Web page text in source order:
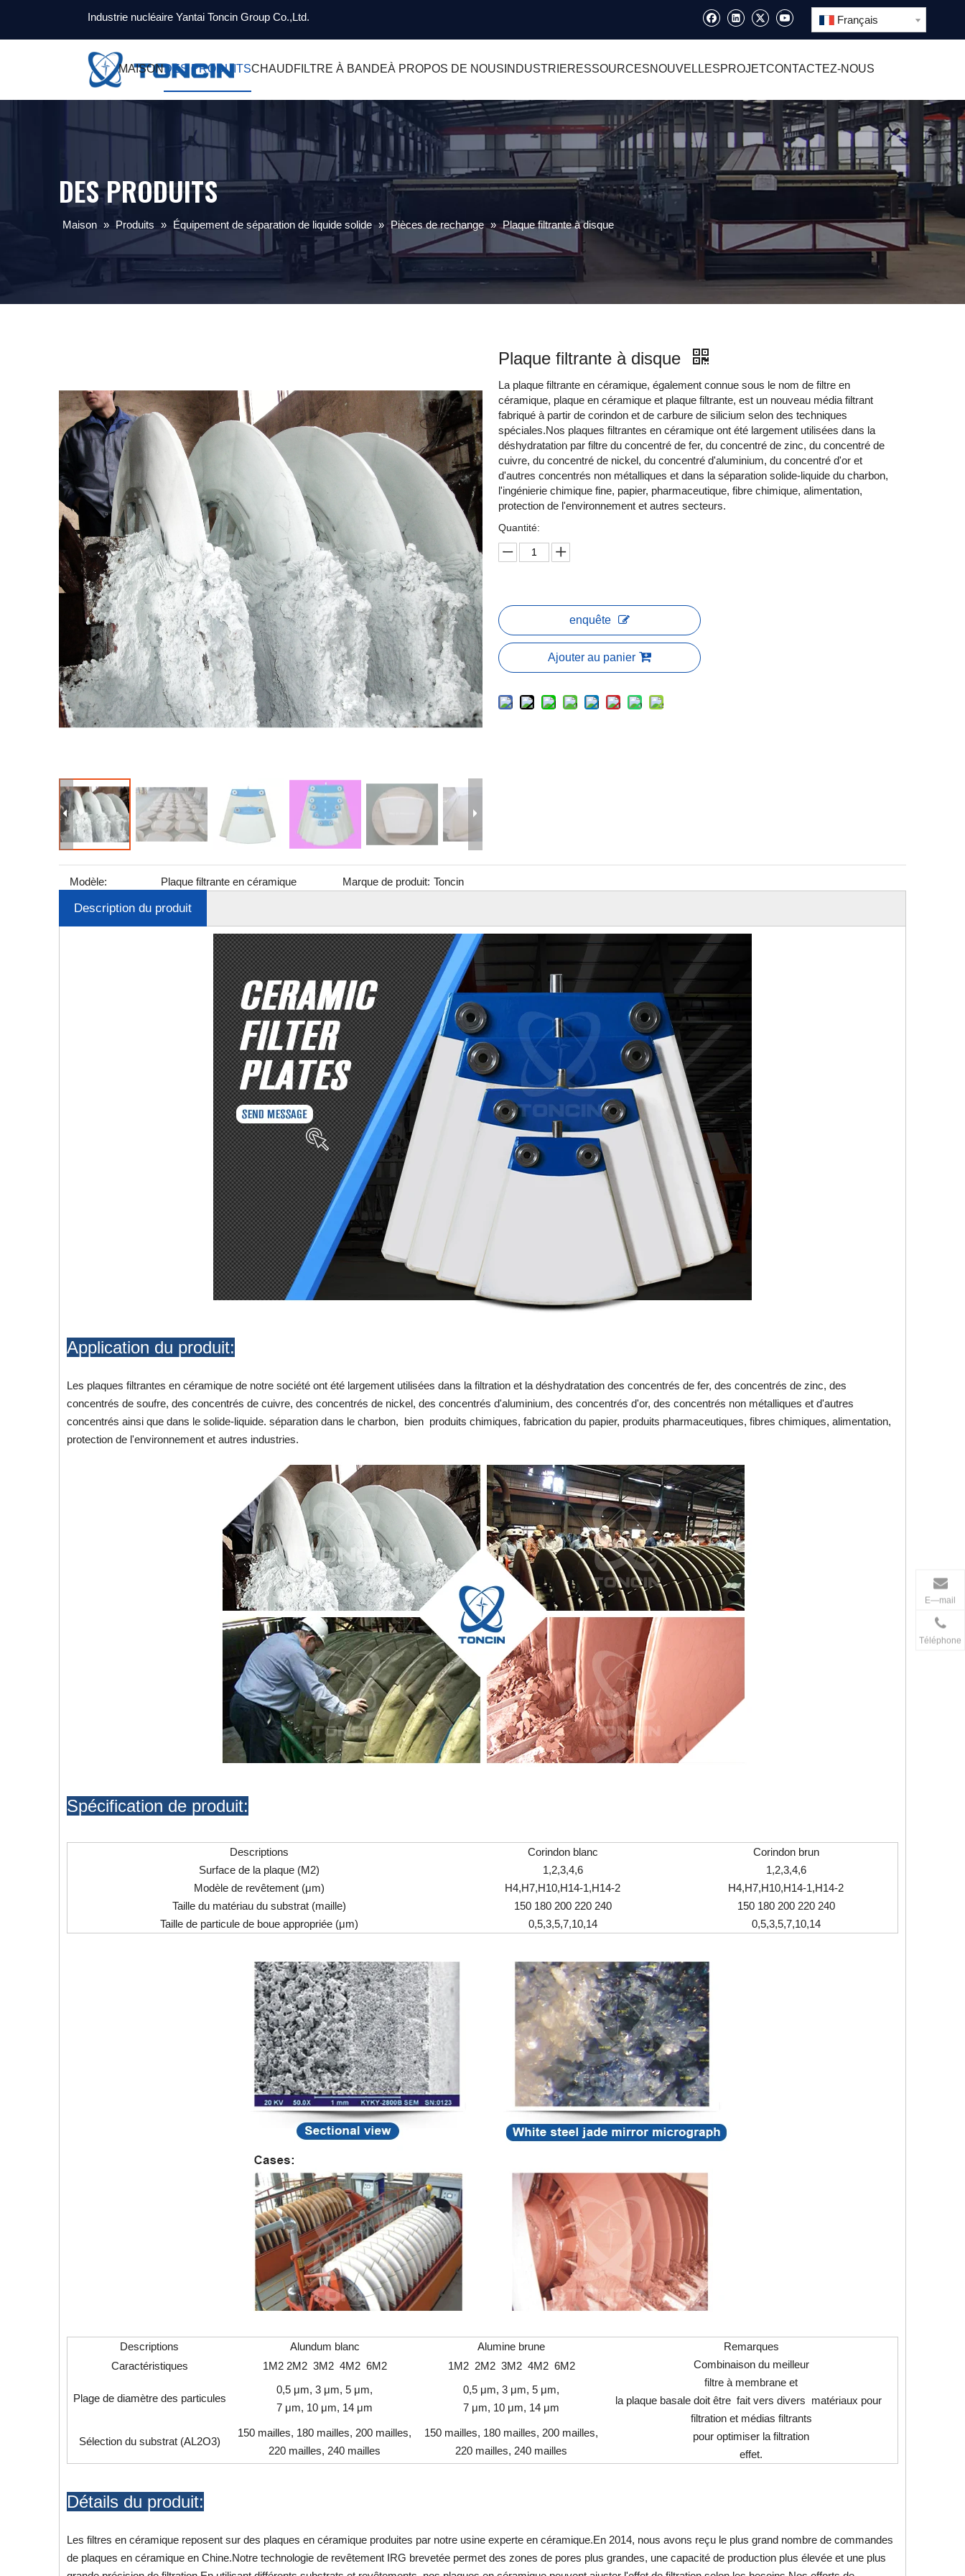
Industrie nucléaire Yantai Toncin Group Co.,Ltd. Français
MAISONDES PRODUITSCHAUDFILTRE À BANDEÀ PROPOS DE NOUS INDUSTRIERESSOURCESNOUVELLESPROJETCONTACTEZ-NOUS
E—mail
Téléphone
DES PRODUITS
Maison » Produits » Équipement de séparation de liquide solide » Pièces de rechange » Plaque filtrante à disque
Plaque filtrante à disque
La plaque filtrante en céramique, également connue sous le nom de filtre en
céramique, plaque en céramique et plaque filtrante, est un nouveau média filtrant
fabriqué à partir de corindon et de carbure de silicium selon des techniques
spéciales.Nos plaques filtrantes en céramique ont été largement utilisées dans la
déshydratation par filtre du concentré de fer, du concentré de zinc, du concentré de
cuivre, du concentré de nickel, du concentré d'aluminium, du concentré d'or et
d'autres concentrés non métalliques et dans la séparation solide-liquide du charbon,
l'ingénierie chimique fine, papier, pharmaceutique, fibre chimique, alimentation,
protection de l'environnement et autres secteurs.
Quantité:
enquête
Ajouter au panier
Modèle: Plaque filtrante en céramique Marque de produit: Toncin
Description du produit
Application du produit:
Les plaques filtrantes en céramique de notre société ont été largement utilisées dans la filtration et la déshydratation des concentrés de fer, des concentrés de zinc, des
concentrés de soufre, des concentrés de cuivre, des concentrés de nickel, des concentrés d'aluminium, des concentrés d'or, des concentrés non métalliques et d'autres
concentrés ainsi que dans le solide-liquide. séparation dans le charbon, bien produits chimiques, fabrication du papier, produits pharmaceutiques, fibres chimiques, alimentation,
protection de l'environnement et autres industries.
Spécification de produit:
Descriptions Corindon blanc
Corindon brun
Surface de la plaque (M2)
1,2,3,4,6
1,2,3,4,6
Modèle de revêtement (μm)
H4,H7,H10,H14-1,H14-2
H4,H7,H10,H14-1,H14-2
Taille du matériau du substrat (maille)
150 180 200 220 240
150 180 200 220 240
Taille de particule de boue appropriée (μm)
0,5,3,5,7,10,14 0,5,3,5,7,10,14
Descriptions Alundum blanc Alumine brune
Remarques
Caractéristiques
1M2 2M2 3M2 4M2 6M2 1M2 2M2 3M2 4M2 6M2
Combinaison du meilleur
filtre à membrane et
la plaque basale doit être fait vers divers matériaux pour
filtration et médias filtrants
pour optimiser la filtration
effet.
Plage de diamètre des particules
0,5 μm, 3 μm, 5 μm,
7 μm, 10 μm, 14 μm
0,5 μm, 3 μm, 5 μm,
7 μm, 10 μm, 14 μm
Sélection du substrat (AL2O3)
150 mailles, 180 mailles, 200 mailles,
220 mailles, 240 mailles
150 mailles, 180 mailles, 200 mailles,
220 mailles, 240 mailles
Détails du produit:
Les filtres en céramique reposent sur des plaques en céramique produites par notre usine experte en céramique.En 2014, nous avons reçu le plus grand nombre de commandes
de plaques en céramique en Chine.Notre technologie de revêtement IRG brevetée permet des zones de pores plus grandes, une capacité de production plus élevée et une plus